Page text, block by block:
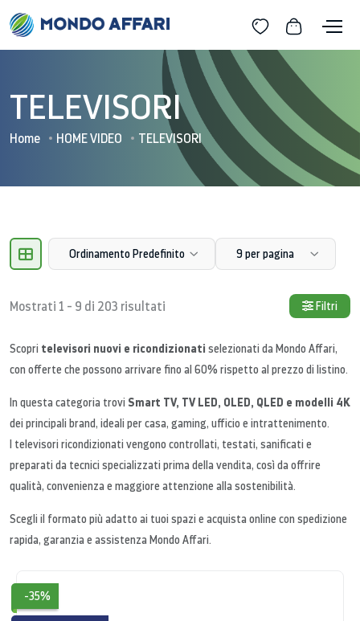
TELEVISORI
Home HOME VIDEO TELEVISORI
Ordinamento Predefinito 9 per pagina
Mostrati 1 - 9 di 203 risultati Filtri
Scopri televisori nuovi e ricondizionati selezionati da Mondo Affari,
con offerte che possono arrivare fino al 60% rispetto al prezzo di listino.
In questa categoria trovi Smart TV, TV LED, OLED, QLED e modelli 4K
dei principali brand, ideali per casa, gaming, ufficio e intrattenimento.
I televisori ricondizionati vengono controllati, testati, sanificati e
preparati da tecnici specializzati prima della vendita, così da offrire
qualità, convenienza e maggiore attenzione alla sostenibilità.
Scegli il formato più adatto ai tuoi spazi e acquista online con spedizione
rapida, garanzia e assistenza Mondo Affari.
-35%